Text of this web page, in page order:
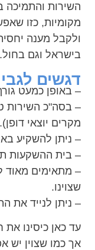
השירות
מקומיות, כזו
ולקבל מענה
בישראל וגם בחול.
דגשים
– באופן כמעט
– בסה"כ השירות
מקרים יוצאי דופן).
– ניתן להשקיע
– בית ההשקעות
– מתאימים מאוד
שצוינו.
– ניתן לנייד את
עד כאן כיסינו
אך כמו שצוין יש